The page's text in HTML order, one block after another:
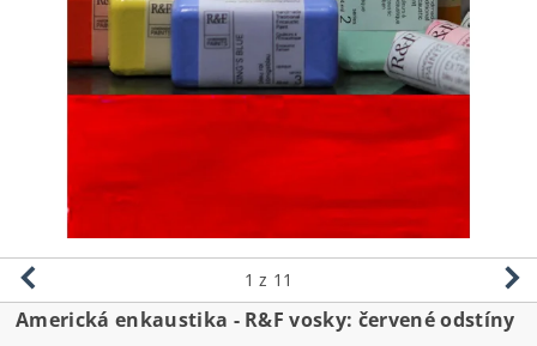
1 z 11
Americká enkaustika - R&F vosky: červené odstíny